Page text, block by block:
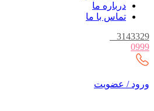
درباره ما
تماس با ما
3143329
0999
ورود / عضویت